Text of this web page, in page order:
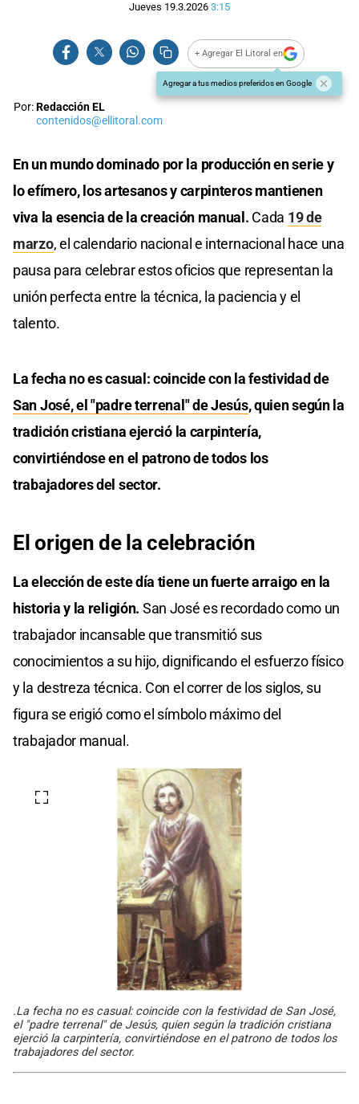
Jueves 19.3.2026 3:15
+ Agregar El Litoral en
Agregar a tus medios preferidos en Google
Por:Redacción EL
contenidos@ellitoral.com
En un mundo dominado por la producción en serie y
lo efímero, los artesanos y carpinteros mantienen
viva la esencia de la creación manual. Cada 19 de
marzo, el calendario nacional e internacional hace una
pausa para celebrar estos oficios que representan la
unión perfecta entre la técnica, la paciencia y el
talento.
La fecha no es casual: coincide con la festividad de
San José, el "padre terrenal" de Jesús, quien según la
tradición cristiana ejerció la carpintería,
convirtiéndose en el patrono de todos los
trabajadores del sector.
El origen de la celebración
La elección de este día tiene un fuerte arraigo en la
historia y la religión. San José es recordado como un
trabajador incansable que transmitió sus
conocimientos a su hijo, dignificando el esfuerzo físico
y la destreza técnica. Con el correr de los siglos, su
figura se erigió como el símbolo máximo del
trabajador manual.
.La fecha no es casual: coincide con la festividad de San José,
el "padre terrenal" de Jesús, quien según la tradición cristiana
ejerció la carpintería, convirtiéndose en el patrono de todos los
trabajadores del sector.